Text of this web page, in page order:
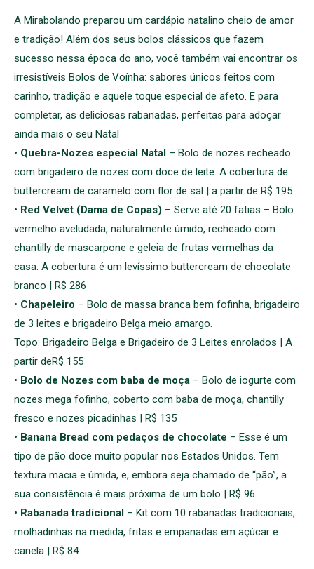
A Mirabolando preparou um cardápio natalino cheio de amor
e tradição! Além dos seus bolos clássicos que fazem
sucesso nessa época do ano, você também vai encontrar os
irresistíveis Bolos de Voínha: sabores únicos feitos com
carinho, tradição e aquele toque especial de afeto. E para
completar, as deliciosas rabanadas, perfeitas para adoçar
ainda mais o seu Natal
• Quebra-Nozes especial Natal – Bolo de nozes recheado
com brigadeiro de nozes com doce de leite. A cobertura de
buttercream de caramelo com flor de sal | a partir de R$ 195
• Red Velvet (Dama de Copas) – Serve até 20 fatias – Bolo
vermelho aveludada, naturalmente úmido, recheado com
chantilly de mascarpone e geleia de frutas vermelhas da
casa. A cobertura é um levíssimo buttercream de chocolate
branco | R$ 286
• Chapeleiro – Bolo de massa branca bem fofinha, brigadeiro
de 3 leites e brigadeiro Belga meio amargo.
Topo: Brigadeiro Belga e Brigadeiro de 3 Leites enrolados | A
partir deR$ 155
• Bolo de Nozes com baba de moça – Bolo de iogurte com
nozes mega fofinho, coberto com baba de moça, chantilly
fresco e nozes picadinhas | R$ 135
• Banana Bread com pedaços de chocolate – Esse é um
tipo de pão doce muito popular nos Estados Unidos. Tem
textura macia e úmida, e, embora seja chamado de “pão”, a
sua consistência é mais próxima de um bolo | R$ 96
• Rabanada tradicional – Kit com 10 rabanadas tradicionais,
molhadinhas na medida, fritas e empanadas em açúcar e
canela | R$ 84